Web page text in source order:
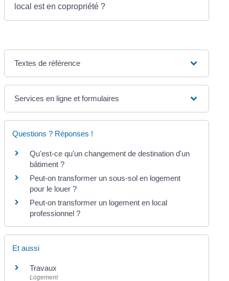
local est en copropriété ?
Textes de référence
Services en ligne et formulaires
Questions ? Réponses !
Qu'est-ce qu'un changement de destination d'un
bâtiment ?
Peut-on transformer un sous-sol en logement
pour le louer ?
Peut-on transformer un logement en local
professionnel ?
Et aussi
Travaux
Logement